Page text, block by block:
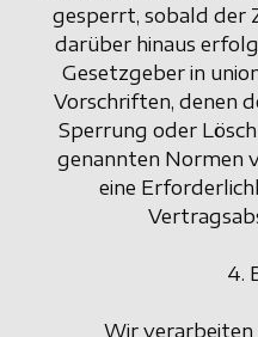
gesperrt, sobald der
darüber hinaus
Gesetzgeber in
Vorschriften, denen
Sperrung oder
genannten Normen
eine
4.
Wir verarbeiten